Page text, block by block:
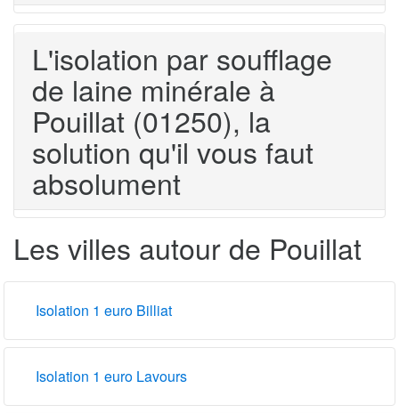
L'isolation par soufflage
de laine minérale à
Pouillat (01250), la
solution qu'il vous faut
absolument
Les villes autour de Pouillat
Isolation 1 euro Billiat
Isolation 1 euro Lavours